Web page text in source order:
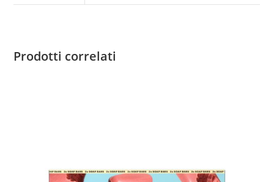
Prodotti correlati